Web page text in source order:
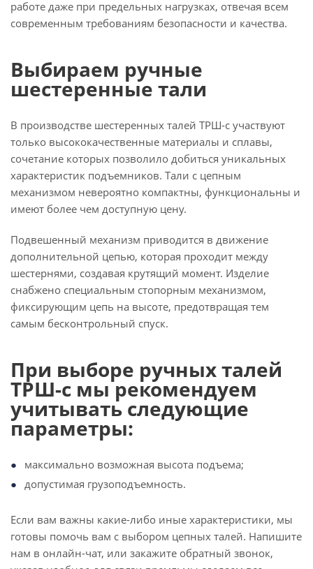
работе даже при предельных нагрузках, отвечая всем
современным требованиям безопасности и качества.
Выбираем ручные
шестеренные тали
В производстве шестеренных талей ТРШ-с участвуют
только высококачественные материалы и сплавы,
сочетание которых позволило добиться уникальных
характеристик подъемников. Тали с цепным
механизмом невероятно компактны, функциональны и
имеют более чем доступную цену.
Подвешенный механизм приводится в движение
дополнительной цепью, которая проходит между
шестернями, создавая крутящий момент. Изделие
снабжено специальным стопорным механизмом,
фиксирующим цепь на высоте, предотвращая тем
самым бесконтрольный спуск.
При выборе ручных талей
ТРШ-с мы рекомендуем
учитывать следующие
параметры:
максимально возможная высота подъема;
допустимая грузоподъемность.
Если вам важны какие-либо иные характеристики, мы
готовы помочь вам с выбором цепных талей. Напишите
нам в онлайн-чат, или закажите обратный звонок,